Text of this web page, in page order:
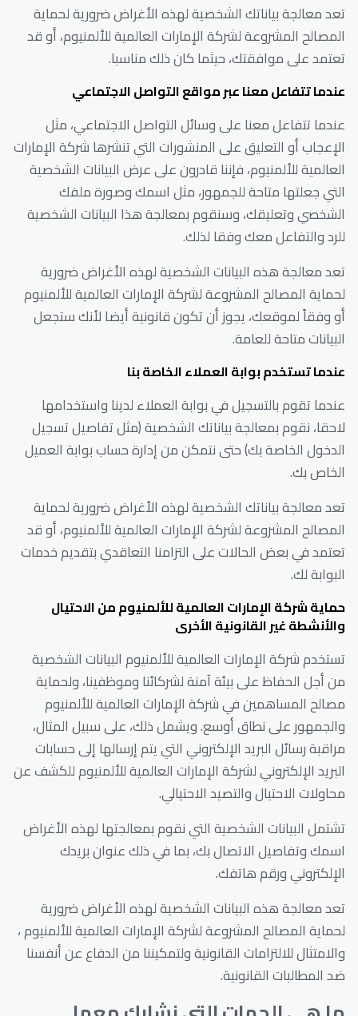
تعد معالجة بياناتك الشخصية لهذه الأغراض ضرورية لحماية
المصالح المشروعة لشركة الإمارات العالمية للألمنيوم، أو قد
تعتمد على موافقتك، حيثما كان ذلك مناسبا.
عندما تتفاعل معنا عبر مواقع التواصل الاجتماعي
عندما تتفاعل معنا على وسائل التواصل الاجتماعي، مثل
الإعجاب أو التعليق على المنشورات التي تنشرها شركة الإمارات
العالمية للألمنيوم، فإننا قادرون على عرض البيانات الشخصية
التي جعلتها متاحة للجمهور، مثل اسمك وصورة ملفك
الشخصي وتعليقك، وسنقوم بمعالجة هذا البيانات الشخصية
للرد والتفاعل معك وفقا لذلك.
تعد معالجة هذه البيانات الشخصية لهذه الأغراض ضرورية
لحماية المصالح المشروعة لشركة الإمارات العالمية للألمنيوم
أو وفقاً لموقعك، يجوز أن تكون قانونية أيضا لأنك ستجعل
البيانات متاحة للعامة.
عندما تستخدم بوابة العملاء الخاصة بنا
عندما تقوم بالتسجيل في بوابة العملاء لدينا واستخدامها
لاحقا، نقوم بمعالجة بياناتك الشخصية (مثل تفاصيل تسجيل
الدخول الخاصة بك) حتى نتمكن من إدارة حساب بوابة العميل
الخاص بك.
تعد معالجة بياناتك الشخصية لهذه الأغراض ضرورية لحماية
المصالح المشروعة لشركة الإمارات العالمية للألمنيوم، أو قد
تعتمد في بعض الحالات على التزامنا التعاقدي بتقديم خدمات
البوابة لك.
حماية شركة الإمارات العالمية للألمنيوم من الاحتيال
والأنشطة غير القانونية الأخرى
تستخدم شركة الإمارات العالمية للألمنيوم البيانات الشخصية
من أجل الحفاظ على بيئة آمنة لشركائنا وموظفينا، ولحماية
مصالح المساهمين في شركة الإمارات العالمية للألمنيوم
والجمهور على نطاق أوسع. ويشمل ذلك، على سبيل المثال،
مراقبة رسائل البريد الإلكتروني التي يتم إرسالها إلى حسابات
البريد الإلكتروني لشركة الإمارات العالمية للألمنيوم للكشف عن
محاولات الاحتيال والتصيد الاحتيالي.
تشتمل البيانات الشخصية التي نقوم بمعالجتها لهذه الأغراض
اسمك وتفاصيل الاتصال بك، بما في ذلك عنوان بريدك
الإلكتروني ورقم هاتفك.
تعد معالجة هذه البيانات الشخصية لهذه الأغراض ضرورية
لحماية المصالح المشروعة لشركة الإمارات العالمية للألمنيوم ،
والامتثال للالتزامات القانونية ولتمكيننا من الدفاع عن أنفسنا
ضد المطالبات القانونية.